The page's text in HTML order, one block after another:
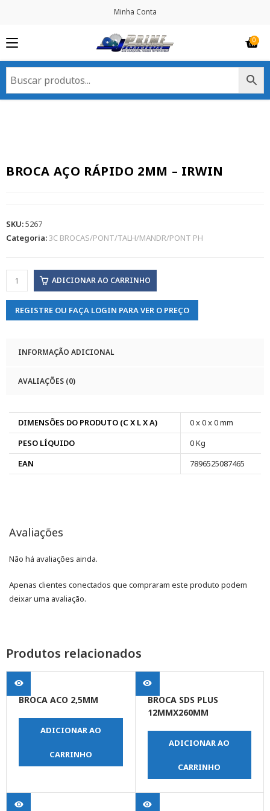
Minha Conta
BROCA AÇO RÁPIDO 2MM – IRWIN
SKU:5267
Categoria:3C BROCAS/PONT/TALH/MANDR/PONT PH
ADICIONAR AO CARRINHO
REGISTRE OU FAÇA LOGIN PARA VER O PREÇO
INFORMAÇÃO ADICIONAL
AVALIAÇÕES (0)
DIMENSÕES DO PRODUTO (C X L X A)
0 x 0 x 0 mm
PESO LÍQUIDO
0 Kg
EAN
7896525087465
Avaliações
Não há avaliações ainda.
Apenas clientes conectados que compraram este produto podem
deixar uma avaliação.
Produtos relacionados
BROCA ACO 2,5MM
ADICIONAR AO
CARRINHO
BROCA SDS PLUS
12MMX260MM
ADICIONAR AO
CARRINHO